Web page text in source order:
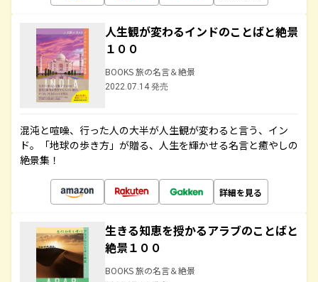
人生観が変わるインドのことばと絶景
１００
BOOKS 旅の名言＆絶景
2022.07.14 発売
混沌と喧噪、行った人の大半が人生観が変わると言う、イン
ド。「地球の歩き方」が贈る、人生を輝かせる名言と癒やしの
絶景集！
詳細を見る
生きる知恵を授かるアラブのことばと
絶景１００
BOOKS 旅の名言＆絶景